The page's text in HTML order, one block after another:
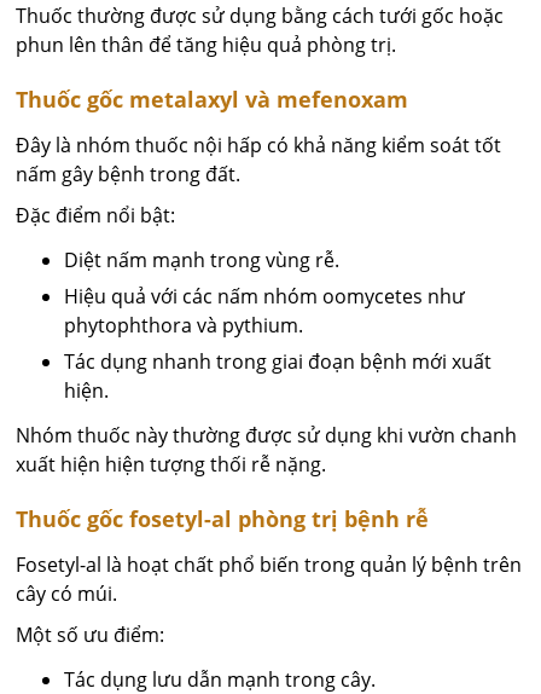
Thuốc thường được sử dụng bằng cách tưới gốc hoặc
phun lên thân để tăng hiệu quả phòng trị.
Thuốc gốc metalaxyl và mefenoxam
Đây là nhóm thuốc nội hấp có khả năng kiểm soát tốt
nấm gây bệnh trong đất.
Đặc điểm nổi bật:
Diệt nấm mạnh trong vùng rễ.
Hiệu quả với các nấm nhóm oomycetes như
phytophthora và pythium.
Tác dụng nhanh trong giai đoạn bệnh mới xuất
hiện.
Nhóm thuốc này thường được sử dụng khi vườn chanh
xuất hiện hiện tượng thối rễ nặng.
Thuốc gốc fosetyl-al phòng trị bệnh rễ
Fosetyl-al là hoạt chất phổ biến trong quản lý bệnh trên
cây có múi.
Một số ưu điểm:
Tác dụng lưu dẫn mạnh trong cây.